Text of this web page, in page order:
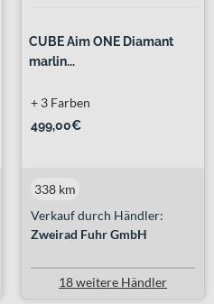
CUBE Aim ONE Diamant
marlin...
499,00€
+ 3 Farben
Verkauf durch Händler:
Zweirad Fuhr GmbH
338 km
18 weitere Händler